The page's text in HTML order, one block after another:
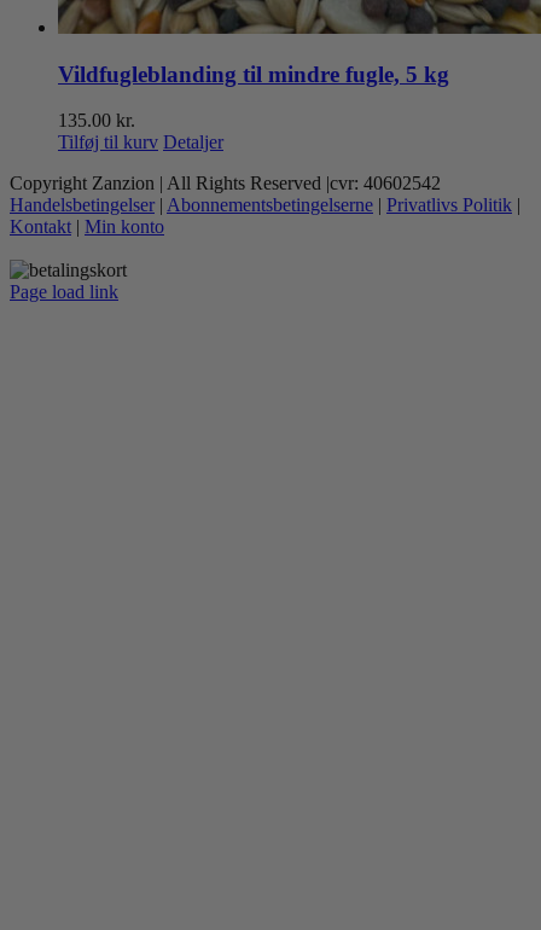
Vildfugleblanding til mindre fugle, 5 kg
135.00 kr.
Tilføj til kurv Detaljer
Copyright Zanzion | All Rights Reserved |cvr: 40602542
Handelsbetingelser | Abonnementsbetingelserne | Privatlivs Politik |
Kontakt | Min konto
Page load link